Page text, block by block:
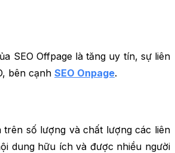
SEO Offpage là tăng uy tín, sự liên
bên cạnh SEO Onpage.
số lượng và chất lượng các liên
dung hữu ích và được nhiều người